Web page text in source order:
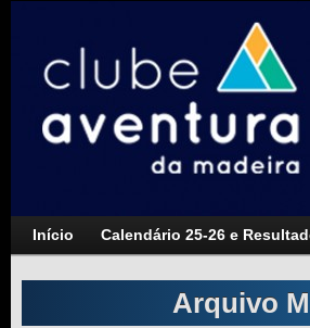
Início Calendário 25-26 e
Arquivo